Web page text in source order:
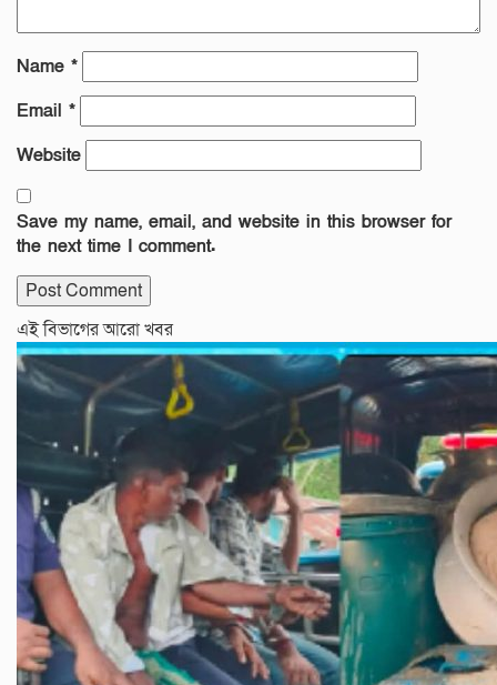
Name *
Email *
Website
Save my name, email, and website in this browser for
the next time I comment.
এই বিভাগের আরো খবর